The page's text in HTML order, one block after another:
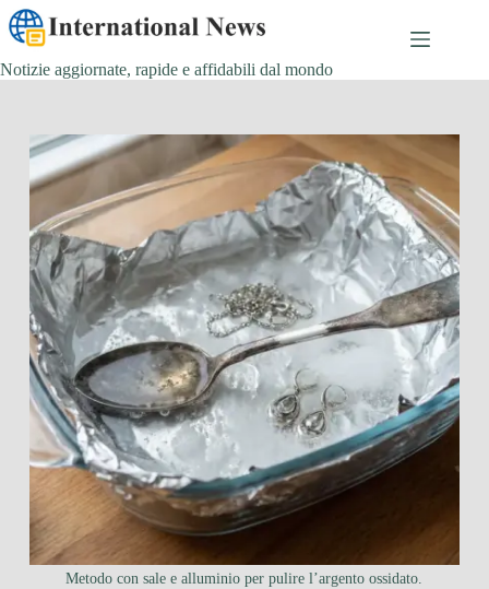
Salta
al
contenuto
Notizie aggiornate, rapide e affidabili dal mondo
Metodo con sale e alluminio per pulire l’argento ossidato.